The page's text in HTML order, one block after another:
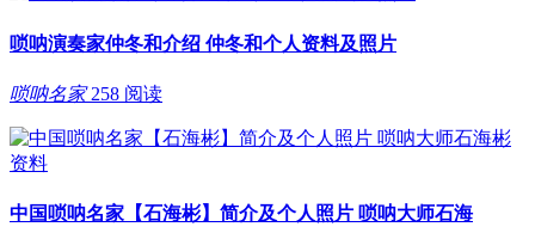
唢呐演奏家仲冬和介绍 仲冬和个人资料及照片
唢呐名家 258 阅读
中国唢呐名家【石海彬】简介及个人照片 唢呐大师石海